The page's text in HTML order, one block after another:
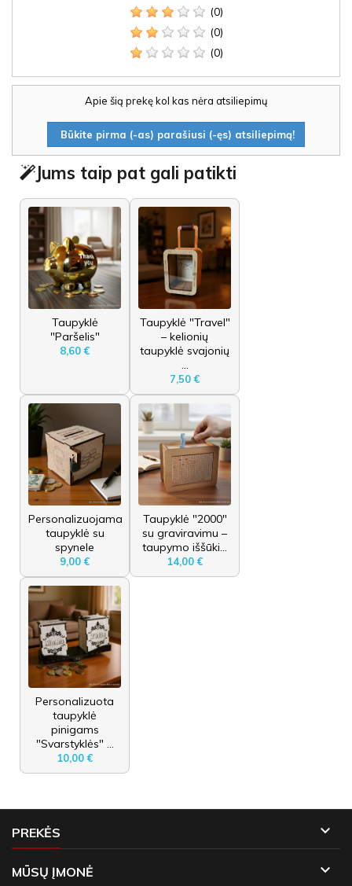
(0)
(0)
(0)
Apie šią prekę kol kas nėra atsiliepimų
Būkite pirma (-as) parašiusi (-ęs) atsiliepimą!
Jums taip pat gali patikti
Taupyklė
"Paršelis"
8,60 €
Taupyklė "Travel"
– kelionių
taupyklė svajonių
...
7,50 €
Personalizuojama
taupyklė su
spynele
9,00 €
Taupyklė "2000"
su graviravimu –
taupymo iššūki...
14,00 €
Personalizuota
taupyklė
pinigams
"Svarstyklės" ...
10,00 €
PREKĖS 
MŪSŲ ĮMONĖ 